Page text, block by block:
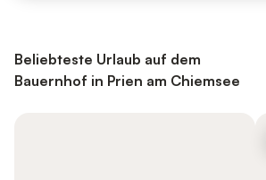
Beliebteste Urlaub auf dem
Bauernhof in Prien am Chiemsee